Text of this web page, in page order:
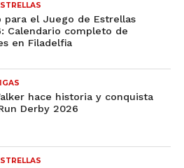
para el Juego de Estrellas
Calendario completo de
en Filadelfia
hace historia y conquista
Derby 2026